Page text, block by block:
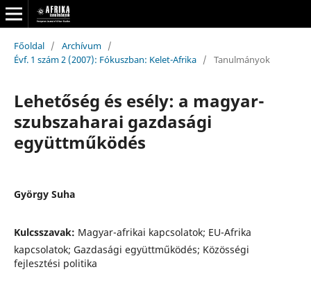
Főoldal / Archívum /
Évf. 1 szám 2 (2007): Fókuszban: Kelet-Afrika / Tanulmányok
Lehetőség és esély: a magyar-
szubszaharai gazdasági
együttműködés
György Suha
Kulcsszavak: Magyar-afrikai kapcsolatok; EU-Afrika
kapcsolatok; Gazdasági együttműködés; Közösségi
fejlesztési politika